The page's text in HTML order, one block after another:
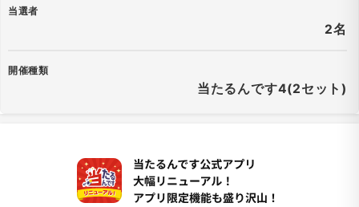
当選者
2名
開催種類
当たるんです4(2セット)